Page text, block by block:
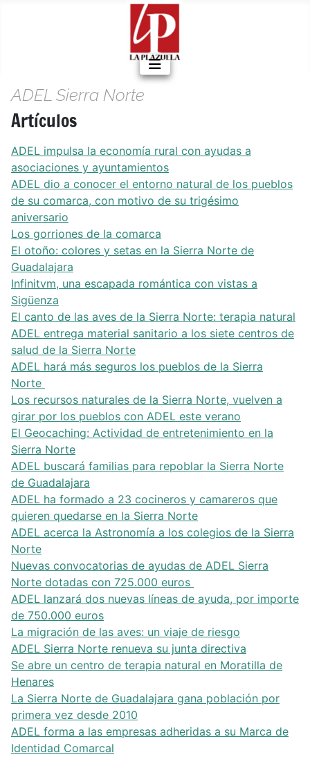
ADEL Sierra Norte
Artículos
ADEL impulsa la economía rural con ayudas a
asociaciones y ayuntamientos
ADEL dio a conocer el entorno natural de los pueblos
de su comarca, con motivo de su trigésimo
aniversario
Los gorriones de la comarca
El otoño: colores y setas en la Sierra Norte de
Guadalajara
Infinitvm, una escapada romántica con vistas a
Sigüenza
El canto de las aves de la Sierra Norte: terapia natural
ADEL entrega material sanitario a los siete centros de
salud de la Sierra Norte
ADEL hará más seguros los pueblos de la Sierra
Norte
Los recursos naturales de la Sierra Norte, vuelven a
girar por los pueblos con ADEL este verano
El Geocaching: Actividad de entretenimiento en la
Sierra Norte
ADEL buscará familias para repoblar la Sierra Norte
de Guadalajara
ADEL ha formado a 23 cocineros y camareros que
quieren quedarse en la Sierra Norte
ADEL acerca la Astronomía a los colegios de la Sierra
Norte
Nuevas convocatorias de ayudas de ADEL Sierra
Norte dotadas con 725.000 euros
ADEL lanzará dos nuevas líneas de ayuda, por importe
de 750.000 euros
La migración de las aves: un viaje de riesgo
ADEL Sierra Norte renueva su junta directiva
Se abre un centro de terapia natural en Moratilla de
Henares
La Sierra Norte de Guadalajara gana población por
primera vez desde 2010
ADEL forma a las empresas adheridas a su Marca de
Identidad Comarcal